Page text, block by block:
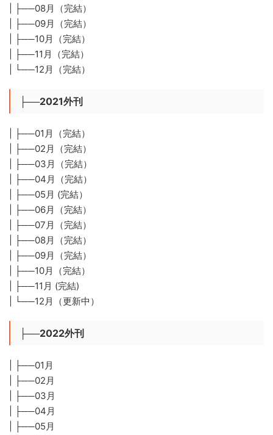
| ├──08月（完結）
| ├──09月（完結）
| ├──10月（完結）
| ├──11月（完結）
| └──12月（完結）
├──2021外刊
| ├──01月（完結）
| ├──02月（完結）
| ├──03月（完結）
| ├──04月（完結）
| ├──05月 (完結）
| ├──06月（完結）
| ├──07月（完結）
| ├──08月（完結）
| ├──09月（完結）
| ├──10月（完結）
| ├──11月 (完結)
| └──12月（更新中）
├──2022外刊
| ├──01月
| ├──02月
| ├──03月
| ├──04月
| ├──05月